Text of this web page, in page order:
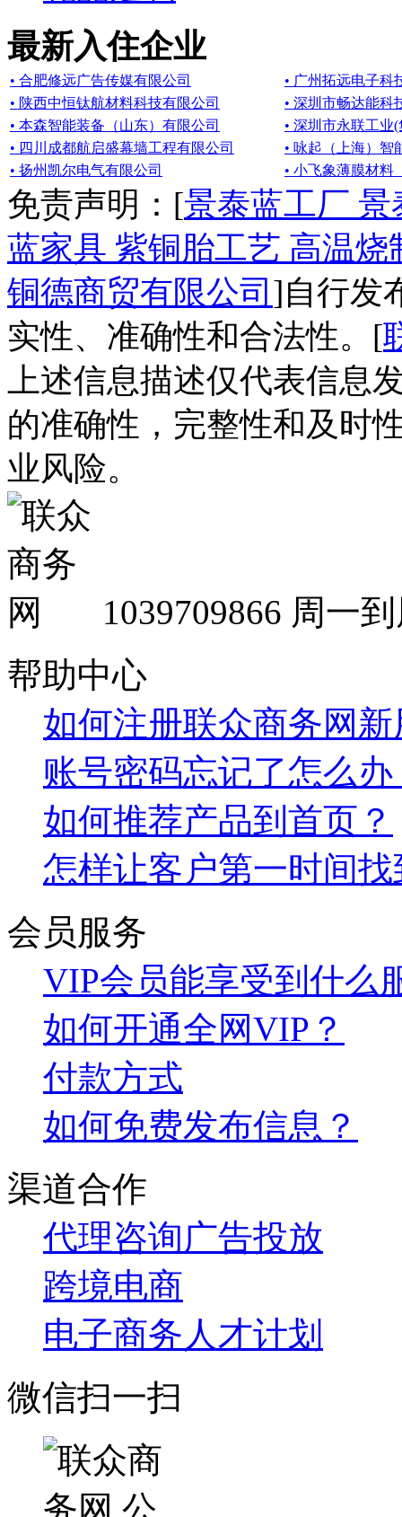
最新入住企业
• 合肥修远广告传媒有限公司
• 广州拓远电子科
• 陕西中恒钛航材料科技有限公司
• 深圳市畅达能科
• 本森智能装备（山东）有限公司
• 深圳市永联工业
• 四川成都航启盛幕墙工程有限公司
• 咏起（上海）智
• 扬州凯尔电气有限公司
• 小飞象薄膜材料
免责声明：[景泰蓝工厂
蓝家具 紫铜胎工艺 高温烧
铜德商贸有限公司 ]自行发
实性、准确性和合法性。[
上述信息描述仅代表信息
的准确性，完整性和及时
业风险。
1039709866 周一
帮助中心
如何注册联众商务网
账号密码忘记了怎么办
如何推荐产品到首页？
怎样让客户第一时间
会员服务
VIP会员能享受到什么
如何开通全网VIP？
付款方式
如何免费发布信息？
渠道合作
代理咨询广告投放
跨境电商
电子商务人才计划
微信扫一扫